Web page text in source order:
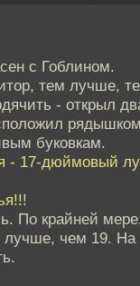
с Гоблином.
тем лучше,
- открыл
буковкам.
- 17-дюймовый
По крайней
чем 19. На